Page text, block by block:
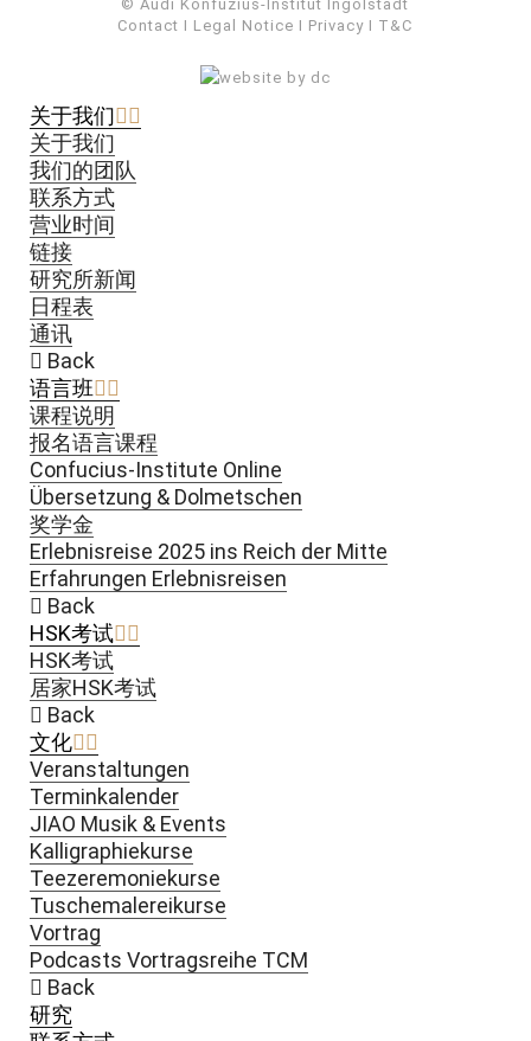
© Audi Konfuzius-Institut Ingolstadt
Contact I Legal Notice I Privacy I T&C
关于我们
关于我们
我们的团队
联系方式
营业时间
链接
研究所新闻
日程表
通讯
Back
语言班
课程说明
报名语言课程
Confucius-Institute Online
Übersetzung & Dolmetschen
奖学金
Erlebnisreise 2025 ins Reich der Mitte
Erfahrungen Erlebnisreisen
Back
HSK考试
HSK考试
居家HSK考试
Back
文化
Veranstaltungen
Terminkalender
JIAO Musik & Events
Kalligraphiekurse
Teezeremoniekurse
Tuschemalereikurse
Vortrag
Podcasts Vortragsreihe TCM
Back
研究